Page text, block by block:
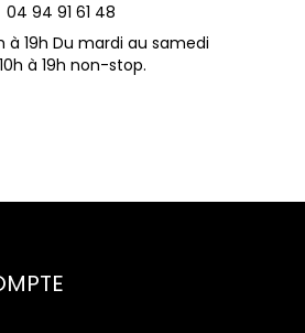
04 94 91 61 48
à 19h Du mardi au samedi
à 19h non-stop.